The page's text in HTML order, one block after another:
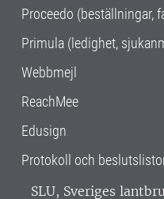
Proceedo (beställningar,
Primula (ledighet,
Webbmejl
ReachMee
Edusign
Protokoll och
SLU, Sveriges